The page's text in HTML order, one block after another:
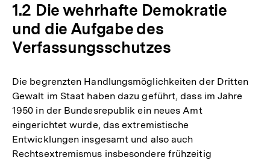
1.2 Die wehrhafte Demokratie
und die Aufgabe des
Verfassungsschutzes
Die begrenzten Handlungsmöglichkeiten der Dritten
Gewalt im Staat haben dazu geführt, dass im Jahre
1950 in der Bundesrepublik ein neues Amt
eingerichtet wurde, das extremistische
Entwicklungen insgesamt und also auch
Rechtsextremismus insbesondere frühzeitig